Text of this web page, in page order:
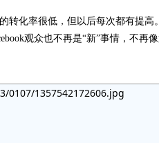
转化率很低，但以后每次都有提
观众也不再是“新”事情，不再